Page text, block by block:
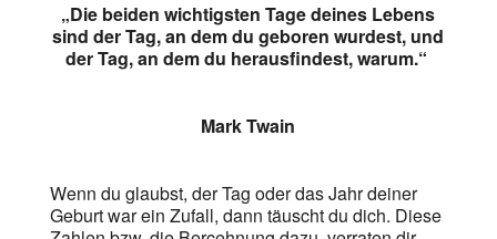
„Die beiden wichtigsten Tage deines Lebens
sind der Tag, an dem du geboren wurdest, und
der Tag, an dem du herausfindest, warum.“
Mark Twain
Wenn du glaubst, der Tag oder das Jahr deiner
Geburt war ein Zufall, dann täuscht du dich. Diese